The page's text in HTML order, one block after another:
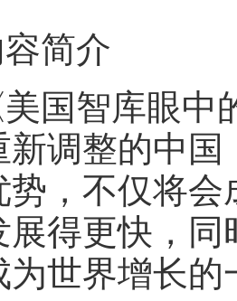
简介
美国智库眼
新调整的中
势，不仅将
展得更快，
为世界增长